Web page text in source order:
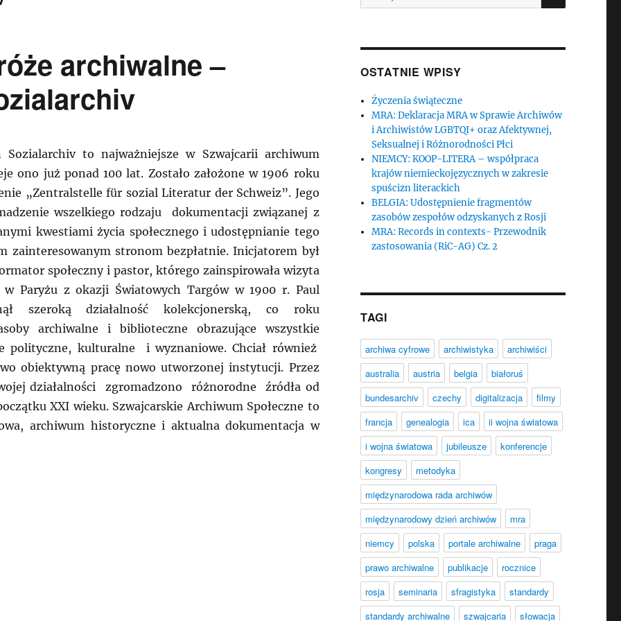
archiwalne –
Sozialarchiv to najważniejsze w Szwajcarii archiwum
ono już ponad 100 lat. Zostało założone w 1906 roku
„Zentralstelle für sozial Literatur der Schweiz”. Jego
wszelkiego rodzaju dokumentacji związanej z
kwestiami życia społecznego i udostępnianie tego
zainteresowanym stronom bezpłatnie. Inicjatorem był
społeczny i pastor, którego zainspirowała wizyta
w Paryżu z okazji Światowych Targów w 1900 r. Paul
szeroką działalność kolekcjonerską, co roku
archiwalne i biblioteczne obrazujące wszystkie
polityczne, kulturalne i wyznaniowe. Chciał również
obiektywną pracę nowo utworzonej instytucji. Przez
działalności zgromadzono różnorodne źródła od
XXI wieku. Szwajcarskie Archiwum Społeczne to
archiwum historyczne i aktualna dokumentacja w
Podróże archiwalne – Schweizerischen Sozialarchiv”
OSTATNIE WPISY
Życzenia świąteczne
MRA: Deklaracja MRA w Sprawie Archiwów
i Archiwistów LGBTQI+ oraz Afektywnej,
Seksualnej i Różnorodności Płci
NIEMCY: KOOP-LITERA – współpraca
krajów niemieckojęzycznych w zakresie
spuścizn literackich
BELGIA: Udostępnienie fragmentów
zasobów zespołów odzyskanych z Rosji
MRA: Records in contexts- Przewodnik
zastosowania (RiC-AG) Cz. 2
TAGI
archiwa cyfrowe archiwistyka
archiwiści
australia
austria belgia
białoruś
bundesarchiv
czechy digitalizacja
filmy
francja
genealogia ica
ii wojna światowa
i wojna światowa
jubileusze
konferencje
kongresy
metodyka
międzynarodowa rada archiwów
międzynarodowy dzień archiwów
mra
niemcy
polska portale archiwalne
praga
prawo archiwalne
publikacje
rocznice
rosja
seminaria sfragistyka
standardy
standardy archiwalne
szwajcaria słowacja